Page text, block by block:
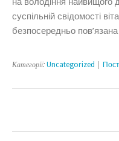
суспільній свідомості
безпосередньо
Категорії: Uncategorized